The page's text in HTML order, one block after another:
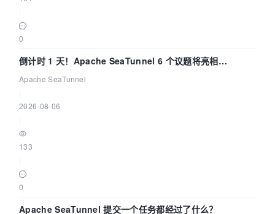
0
倒计时 1 天！Apache SeaTunnel 6 个议题将亮相
Community Over Code Asia 2026
Apache SeaTunnel
2026-08-06
133
0
Apache SeaTunnel 提交一个任务都经过了什么？